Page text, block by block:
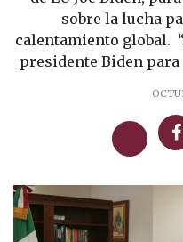
sobre la lucha
calentamiento global.
presidente Biden